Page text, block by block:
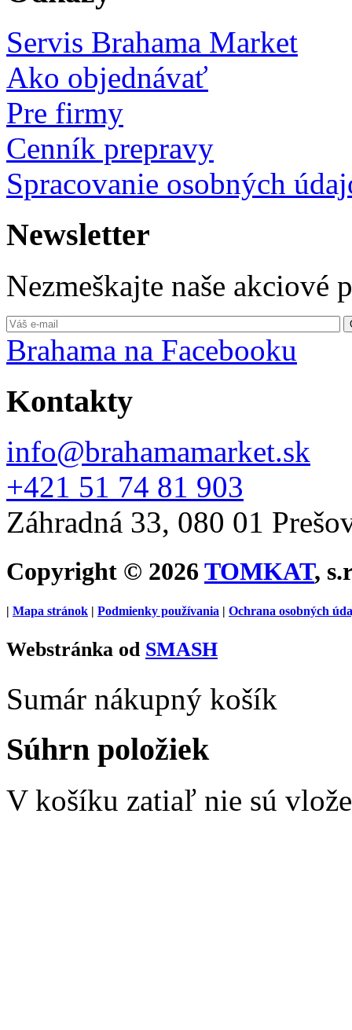
Servis Brahama Market
Ako objednávať
Pre firmy
Cenník prepravy
Spracovanie osobných
Newsletter
Nezmeškajte naše akciové
Brahama na Facebooku
Kontakty
info@brahamamarket.sk
+421 51 74 81 903
Záhradná 33, 080 01
Copyright © 2026 TOMKAT,
| Mapa stránok | Podmienky používania | Ochrana osobných
Webstránka od SMASH
Sumár nákupný košík
Súhrn položiek
V košíku zatiaľ nie sú